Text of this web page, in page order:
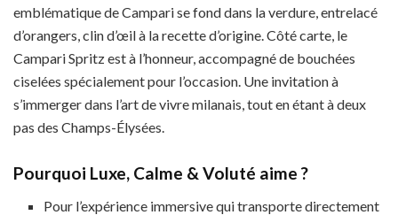
emblématique de Campari se fond dans la verdure, entrelacé
d’orangers, clin d’œil à la recette d’origine. Côté carte, le
Campari Spritz est à l’honneur, accompagné de bouchées
ciselées spécialement pour l’occasion. Une invitation à
s’immerger dans l’art de vivre milanais, tout en étant à deux
pas des Champs-Élysées.
Pourquoi Luxe, Calme & Voluté aime ?
Pour l’expérience immersive qui transporte directement